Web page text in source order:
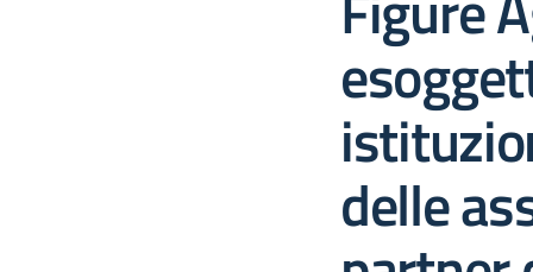
delle